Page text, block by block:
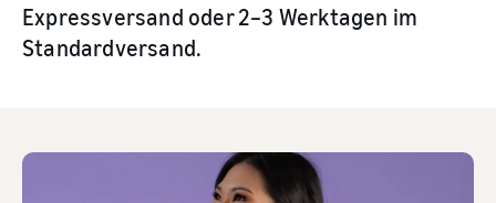
Expressversand oder 2–3 Werktagen im
Standardversand.